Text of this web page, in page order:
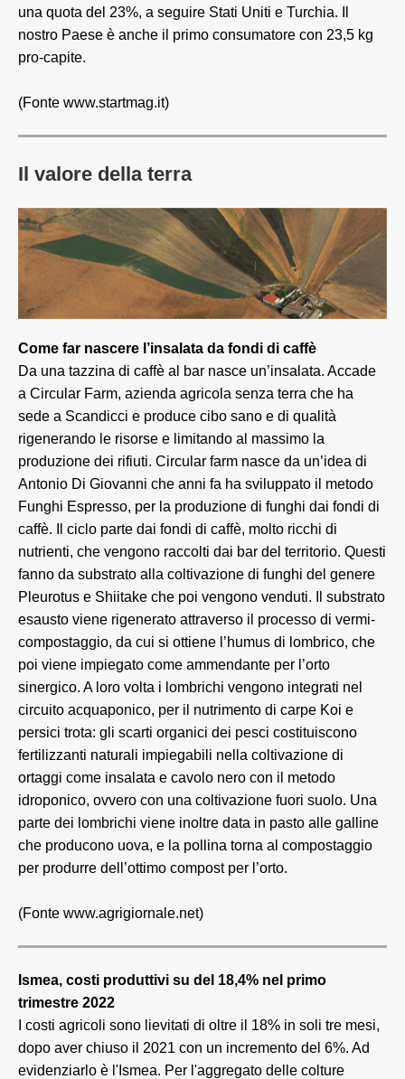
una quota del 23%, a seguire Stati Uniti e Turchia. Il
nostro Paese è anche il primo consumatore con 23,5 kg
pro-capite.
(Fonte www.startmag.it)
Il valore della terra
Come far nascere l’insalata da fondi di caffè
Da una tazzina di caffè al bar nasce un’insalata. Accade
a Circular Farm, azienda agricola senza terra che ha
sede a Scandicci e produce cibo sano e di qualità
rigenerando le risorse e limitando al massimo la
produzione dei rifiuti. Circular farm nasce da un’idea di
Antonio Di Giovanni che anni fa ha sviluppato il metodo
Funghi Espresso, per la produzione di funghi dai fondi di
caffè. Il ciclo parte dai fondi di caffè, molto ricchi di
nutrienti, che vengono raccolti dai bar del territorio. Questi
fanno da substrato alla coltivazione di funghi del genere
Pleurotus e Shiitake che poi vengono venduti. Il substrato
esausto viene rigenerato attraverso il processo di vermi-
compostaggio, da cui si ottiene l’humus di lombrico, che
poi viene impiegato come ammendante per l’orto
sinergico. A loro volta i lombrichi vengono integrati nel
circuito acquaponico, per il nutrimento di carpe Koi e
persici trota: gli scarti organici dei pesci costituiscono
fertilizzanti naturali impiegabili nella coltivazione di
ortaggi come insalata e cavolo nero con il metodo
idroponico, ovvero con una coltivazione fuori suolo. Una
parte dei lombrichi viene inoltre data in pasto alle galline
che producono uova, e la pollina torna al compostaggio
per produrre dell’ottimo compost per l’orto.
(Fonte www.agrigiornale.net)
Ismea, costi produttivi su del 18,4% nel primo
trimestre 2022
I costi agricoli sono lievitati di oltre il 18% in soli tre mesi,
dopo aver chiuso il 2021 con un incremento del 6%. Ad
evidenziarlo è l'Ismea. Per l'aggregato delle colture